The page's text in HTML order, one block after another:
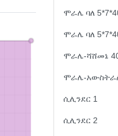
ሞራሌ ባለ
ሞራሌ ባለ
ሞራሌ-ሻሸመኔ
ሞራሌ-
ሲሊንደር 1
ሲሊንደር 2